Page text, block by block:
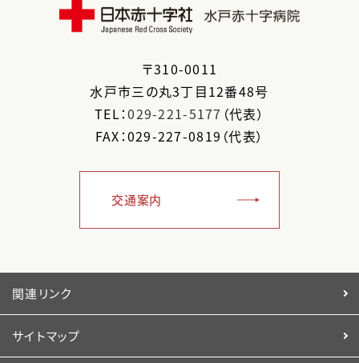
〒310-0011
水戸市三の丸3丁目12番48号
TEL：029-221-5177 （代表）
FAX：029-227-0819（代表）
交通案内
関連リンク
サイトマップ